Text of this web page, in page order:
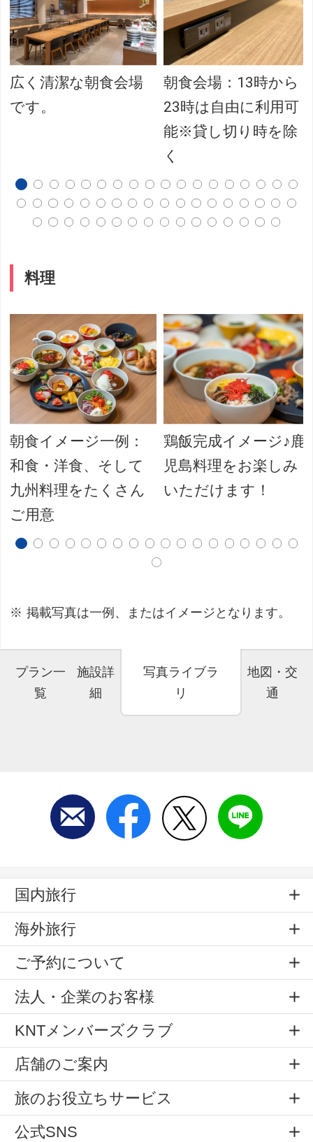
広く清潔な朝食会場
です。
朝食会場：13時から
23時は自由に利用可
能※貸し切り時を除
く
料理
朝食イメージ一例：
和食・洋食、そして
九州料理をたくさん
ご用意
鶏飯完成イメージ♪鹿
児島料理をお楽しみ
いただけます！
掲載写真は一例、またはイメージとなります。
プラン一
覧
施設詳
細
写真ライブラ
リ
地図・交
通
国内旅行
海外旅行
ご予約について
法人・企業のお客様
KNTメンバーズクラブ
店舗のご案内
旅のお役立ちサービス
公式SNS